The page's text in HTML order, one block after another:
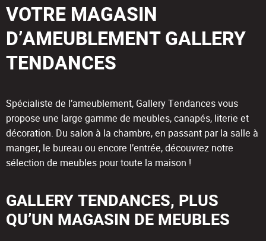
VOTRE MAGASIN
D’AMEUBLEMENT GALLERY
TENDANCES
Spécialiste de l’ameublement, Gallery Tendances vous
propose une large gamme de meubles, canapés, literie et
décoration. Du salon à la chambre, en passant par la salle à
manger, le bureau ou encore l’entrée, découvrez notre
sélection de meubles pour toute la maison !
GALLERY TENDANCES, PLUS
QU’UN MAGASIN DE MEUBLES